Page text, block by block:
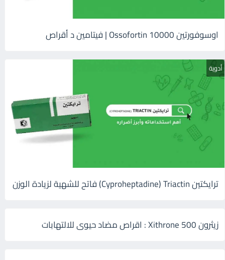
اوسوفورتين 10000 Ossofortin | فيتامين د أقراص
أدوية
ترايكتين Cyproheptadine) Triactin) فاتح للشهية لزيادة الوزن
زيثرون 500 Xithrone : اقراص مضاد حيوى للالتهابات